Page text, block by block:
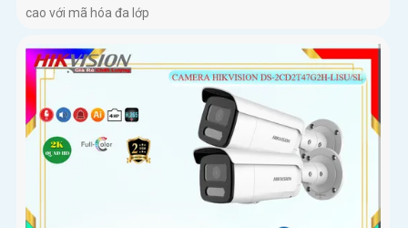
cao với mã hóa đa lớp